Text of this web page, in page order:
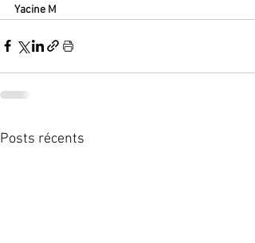
Yacine M
Posts récents